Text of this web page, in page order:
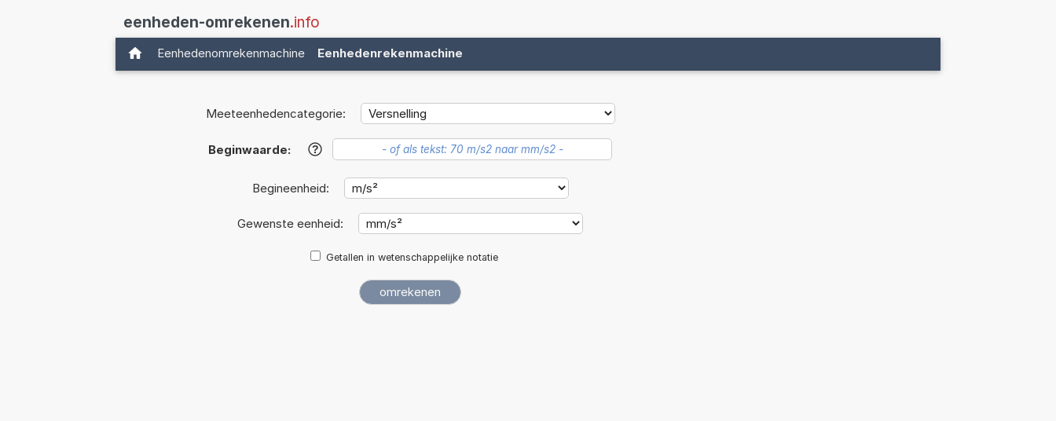
eenheden-omrekenen.info
Eenhedenomrekenmachine Eenhedenrekenmachine
Meeteenhedencategorie:
Beginwaarde: ?
Begineenheid:
Gewenste eenheid:
Getallen in wetenschappelijke notatie